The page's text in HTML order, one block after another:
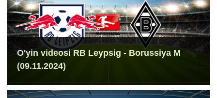
O'yin videosi RB Leypsig - Borussiya M
(09.11.2024)